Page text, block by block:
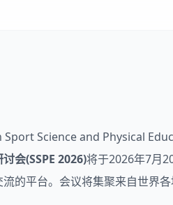
Science and Physical
会(SSPE 2026)将于2026年7月
的平台。会议将集聚来自世界